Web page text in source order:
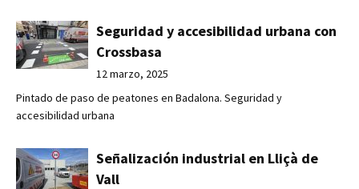
Seguridad y accesibilidad urbana con
Crossbasa
12 marzo, 2025
Pintado de paso de peatones en Badalona. Seguridad y
accesibilidad urbana
Señalización industrial en Lliçà de
Vall